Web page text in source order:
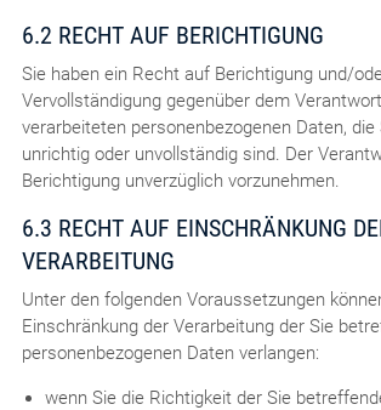
6.2 RECHT AUF BERICHTIGUNG
Sie haben ein Recht auf Berichtigung und/
Vervollständigung gegenüber dem
verarbeiteten personenbezogenen Daten, die
unrichtig oder unvollständig sind. Der
Berichtigung unverzüglich vorzunehmen.
6.3 RECHT AUF EINSCHRÄNKUNG
VERARBEITUNG
Unter den folgenden Voraussetzungen
Einschränkung der Verarbeitung der Sie
personenbezogenen Daten verlangen:
wenn Sie die Richtigkeit der Sie